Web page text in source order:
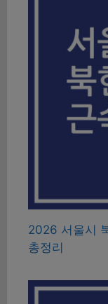
2026 서울시
총정리